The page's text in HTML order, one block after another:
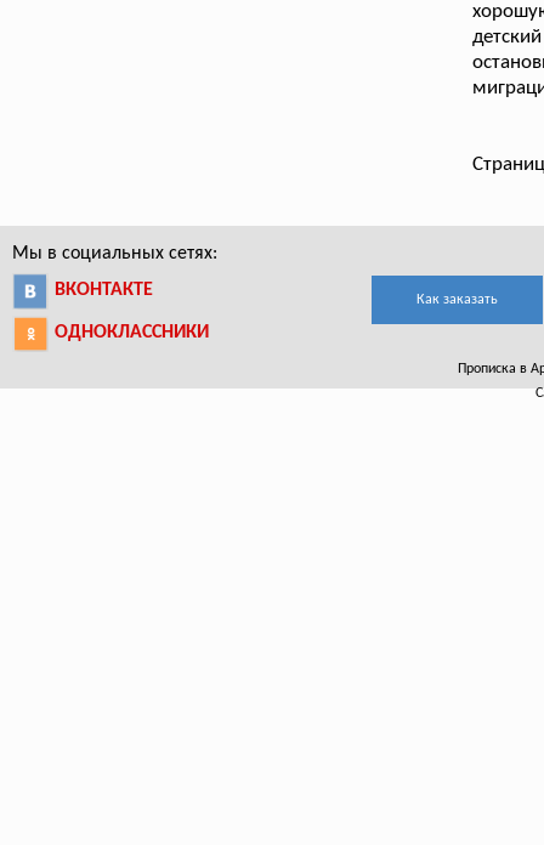
Мы в социальных сетях:
ВКОНТАКТЕ
ОДНОКЛАССНИКИ
Как заказать
Прописка в